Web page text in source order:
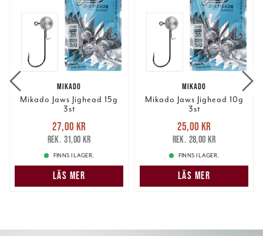
MIKADO
Mikado Jaws Jighead 15g
3st
Nuvarande pris
27,00 krTidigare pris
31,00 kr
27,00 kr
31,00 kr
FINNS I LAGER.
LÄS MER
MIKADO
Mikado Jaws Jighead 10g
3st
Nuvarande pris
25,00 krTidigare pris
28,00 kr
25,00 kr
28,00 kr
FINNS I LAGER.
LÄS MER